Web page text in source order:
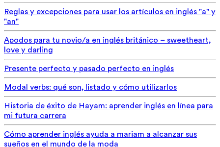
Reglas y excepciones para usar los artículos en inglés "a" y
"an"
Apodos para tu novio/a en inglés británico – sweetheart,
love y darling
Presente perfecto y pasado perfecto en inglés
Modal verbs: qué son, listado y cómo utilizarlos
Historia de éxito de Hayam: aprender inglés en línea para
mi futura carrera
Cómo aprender inglés ayuda a mariam a alcanzar sus
sueños en el mundo de la moda